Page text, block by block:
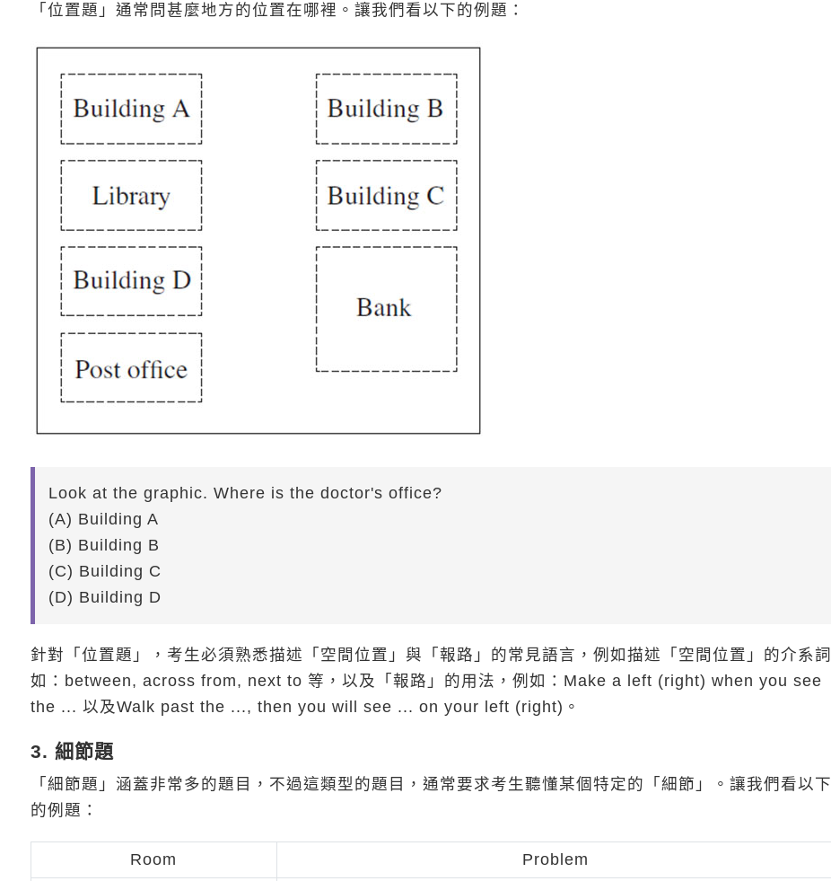
「位置題」通常問甚麼地方的位置在哪裡。讓我們看以下的例題：
Look at the graphic. Where is the doctor's office?
(A) Building A
(B) Building B
(C) Building C
(D) Building D
針對「位置題」，考生必須熟悉描述「空間位置」與「報路」的常見語言，例如描述「空間位置」的介系詞
如：between, across from, next to 等，以及「報路」的用法，例如：Make a left (right) when you see
the ... 以及Walk past the ..., then you will see ... on your left (right)。
3. 細節題
「細節題」涵蓋非常多的題目，不過這類型的題目，通常要求考生聽懂某個特定的「細節」。讓我們看以下
的例題：
Room Problem